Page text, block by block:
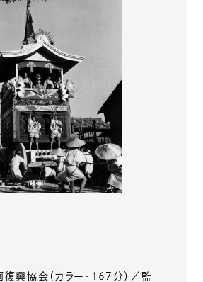
興協会（カラー・167分）／監